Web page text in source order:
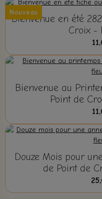
Nouveau
Bienvenue en été
Croix -
Bienvenue au
Point de
Douze Mois pour
de Point de